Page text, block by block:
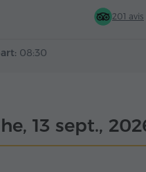
201 avis
08:30
13 sept.,